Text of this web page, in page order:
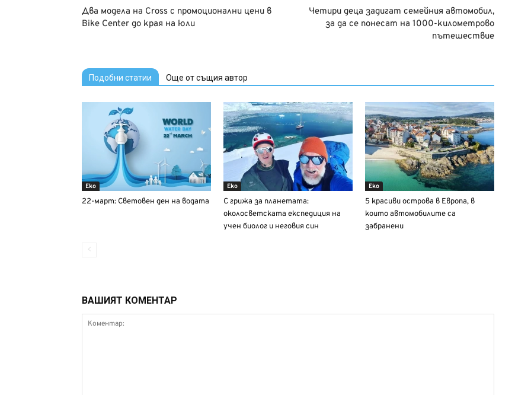
Два модела на Cross с промоционални цени в
Bike Center до края на юли
Четири деца задигат семейния автомобил,
за да се понесат на 1000-километрово
пътешествие
Подобни статии Още от същия автор
Еко
22-март: Световен ден на водата
Еко
С грижа за планетата:
околосветската експедиция на
учен биолог и неговия син
Еко
5 красиви острова в Европа, в
които автомобилите са
забранени
ВАШИЯТ КОМЕНТАР